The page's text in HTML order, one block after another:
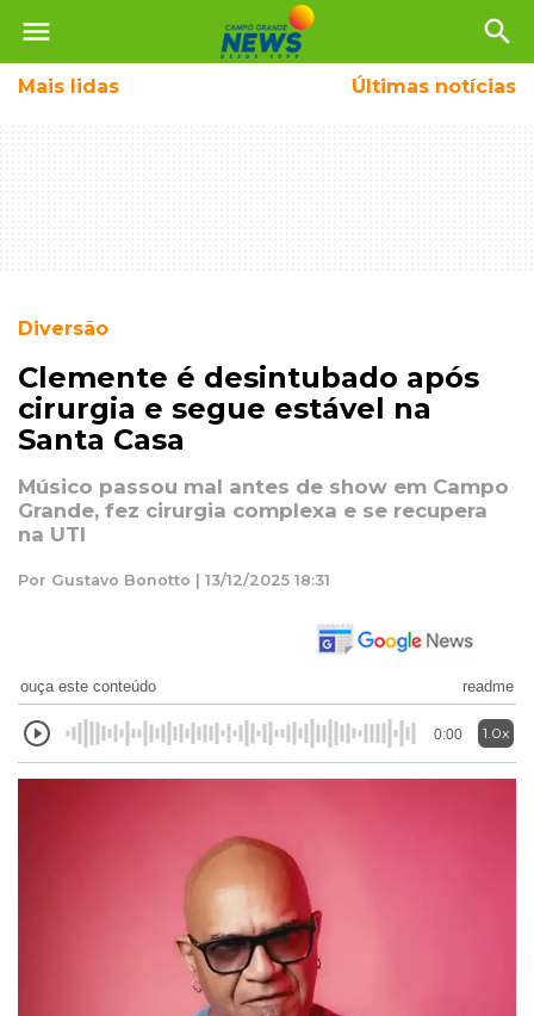
menu search
Mais lidas Últimas notícias
Diversão
Clemente é desintubado após
cirurgia e segue estável na
Santa Casa
Músico passou mal antes de show em Campo
Grande, fez cirurgia complexa e se recupera
na UTI
Por Gustavo Bonotto | 13/12/2025 18:31
ouça este conteúdo readme
0:00 1.0x